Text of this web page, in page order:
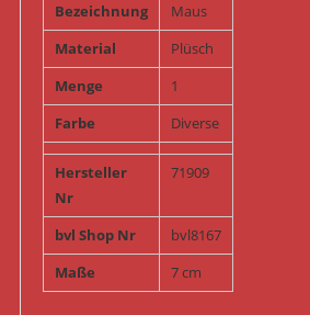
Bezeichnung
Maus
Material
Plüsch
Menge
1
Farbe
Diverse
Hersteller
Nr
71909
bvl Shop Nr
bvl8167
Maße
7 cm